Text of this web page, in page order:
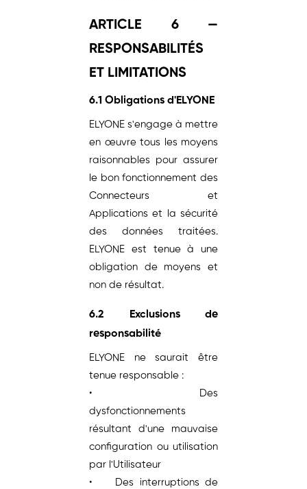
ARTICLE 6 —
RESPONSABILITÉS
ET LIMITATIONS
6.1 Obligations d'ELYONE
ELYONE s'engage à mettre
en œuvre tous les moyens
raisonnables pour assurer
le bon fonctionnement des
Connecteurs et
Applications et la sécurité
des données traitées.
ELYONE est tenue à une
obligation de moyens et
non de résultat.
6.2 Exclusions de
responsabilité
ELYONE ne saurait être
tenue responsable :
• Des
dysfonctionnements
résultant d'une mauvaise
configuration ou utilisation
par l'Utilisateur
• Des interruptions de